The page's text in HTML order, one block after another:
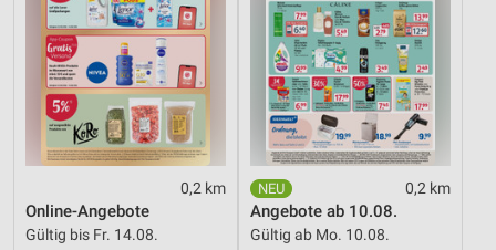
0,2 km
Online-Angebote
Gültig bis Fr. 14.08.
0,2 km
Angebote ab 10.08.
Gültig ab Mo. 10.08.